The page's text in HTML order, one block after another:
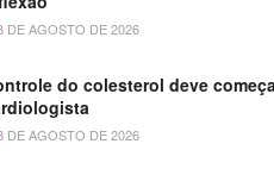
DE AGOSTO DE 2026
do colesterol deve
DE AGOSTO DE 2026